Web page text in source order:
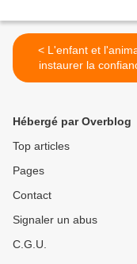
< L'enfant et l'animal :
instaurer la
Hébergé par Overblog
Top articles
Pages
Contact
Signaler un abus
C.G.U.